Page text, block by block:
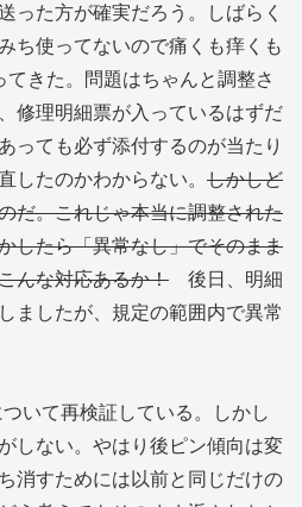
った方が確実だろう。しばらく
ち使ってないので痛くも痒くも
きた。問題はちゃんと調整さ
修理明細票が入っているはずだ
っても必ず添付するのが当たり
したのかわからない。 しかしど
だ。これじゃ本当に調整された
したら「異常なし」でそのまま
んな対応あるか！ 後日、明細
ましたが、規定の範囲内で異常
いて再検証している。しかし
しない。やはり後ピン傾向は変
消すためには以前と同じだけの